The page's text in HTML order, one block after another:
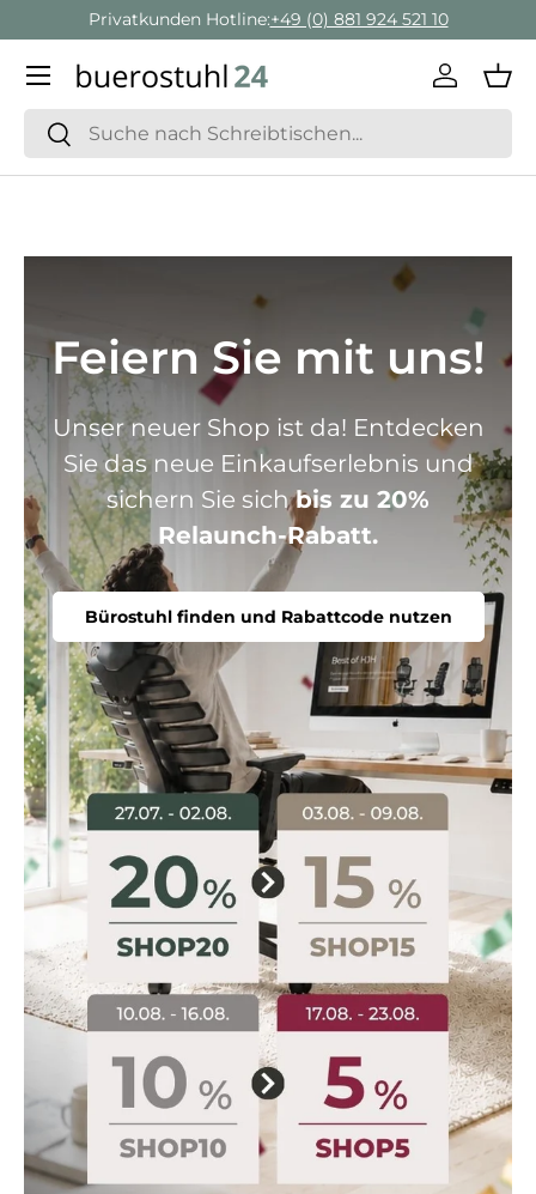
Direkt zum Inhalt
Geschäftskunden Beratung:+ 49 (0) 881 924 521 22
Suchen
Suchen
Menü
Feiern Sie mit uns!
Unser neuer Shop ist da! Entdecken
Sie das neue Einkaufserlebnis und
sichern Sie sichbis zu 20%
Relaunch-Rabatt.
Bürostuhl finden und Rabattcode nutzen